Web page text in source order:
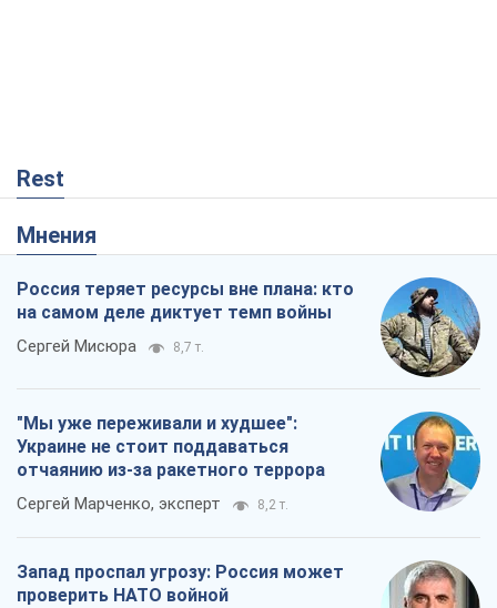
Rest
Мнения
Россия теряет ресурсы вне плана: кто
на самом деле диктует темп войны
Сергей Мисюра 8,7 т.
"Мы уже переживали и худшее":
Украине не стоит поддаваться
отчаянию из-за ракетного террора
Сергей Марченко, эксперт 8,2 т.
Запад проспал угрозу: Россия может
проверить НАТО войной